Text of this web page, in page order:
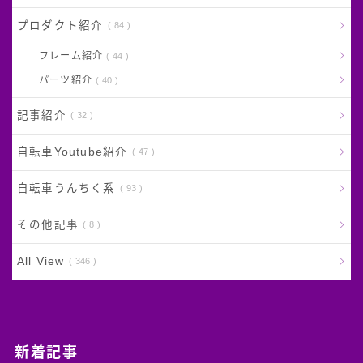
プロダクト紹介 84
フレーム紹介 44
パーツ紹介 40
記事紹介 32
自転車Youtube紹介 47
自転車うんちく系 93
その他記事 8
All View 346
新着記事